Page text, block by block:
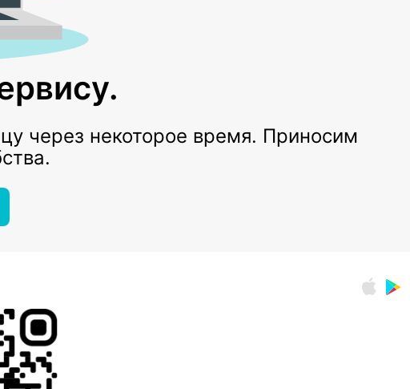
через некоторое время. Приносим